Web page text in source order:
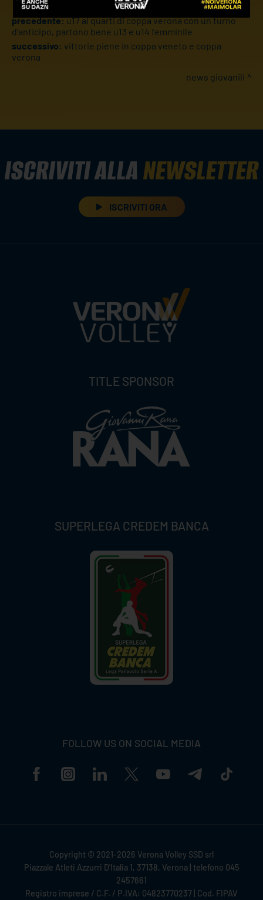
precedente:u17 ai quarti di coppa verona con un turno
d'anticipo, partono bene u13 e u14 femminile
successivo: vittorie piene in coppa veneto e coppa
verona
news giovanili
ISCRIVITI ALLANEWSLETTER
ISCRIVITI ORA
TITLE SPONSOR
SUPERLEGA CREDEM BANCA
FOLLOW US ON SOCIAL MEDIA
Copyright © 2021-2026 Verona Volley SSD srl
Piazzale Atleti Azzurri D'Italia 1, 37138, Verona | telefono 045
2457661
Registro imprese / C.F. / P.IVA: 04823770237 | Cod. FIPAV